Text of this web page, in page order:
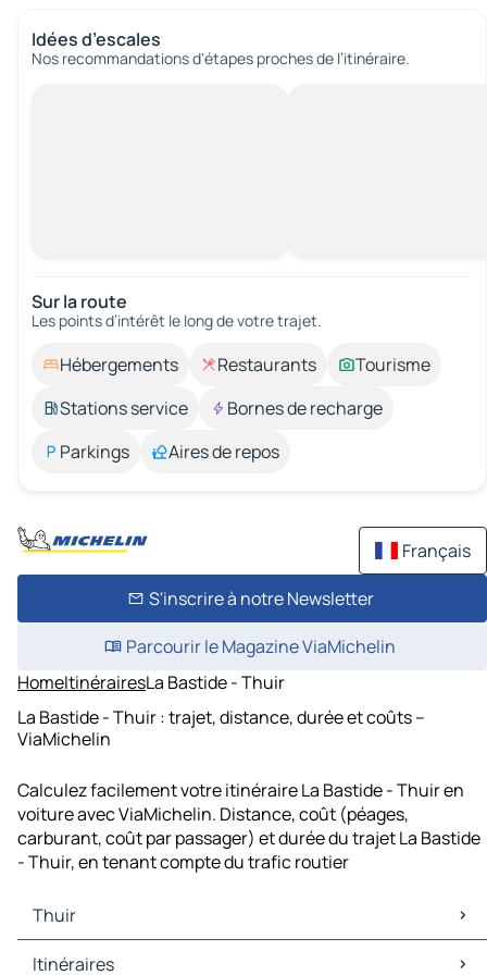
Idées d’escales
Nos recommandations d'étapes proches de l’itinéraire.
Sur la route
Les points d’intérêt le long de votre trajet.
Hébergements Restaurants
Tourisme
Stations service
Bornes de recharge
Parkings
Aires de repos
Français
S'inscrire à notre Newsletter
Parcourir le Magazine ViaMichelin
HomeItinérairesLa Bastide - Thuir
La Bastide - Thuir : trajet, distance, durée et coûts –
ViaMichelin
Calculez facilement votre itinéraire La Bastide - Thuir en
voiture avec ViaMichelin. Distance, coût (péages,
carburant, coût par passager) et durée du trajet La Bastide
- Thuir, en tenant compte du trafic routier
Thuir
Thuir Cartes et plans
Itinéraires